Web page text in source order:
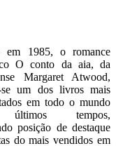
em 1985, o romance
O conto da aia, da
Margaret Atwood,
se um dos livros mais
em todo o mundo
tempos,
posição de destaque
do mais vendidos em